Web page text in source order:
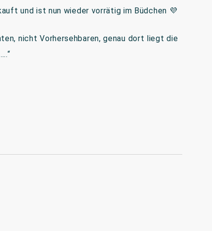
und ist nun wieder vorrätig im Büdchen 💜
nicht Vorhersehbaren, genau dort liegt die